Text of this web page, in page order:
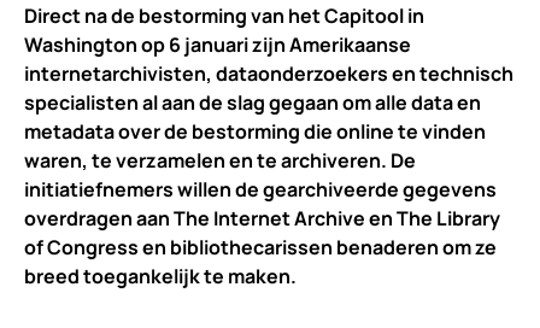
Direct na de bestorming van het Capitool in
Washington op 6 januari zijn Amerikaanse
internetarchivisten, dataonderzoekers en technisch
specialisten al aan de slag gegaan om alle data en
metadata over de bestorming die online te vinden
waren, te verzamelen en te archiveren. De
initiatiefnemers willen de gearchiveerde gegevens
overdragen aan The Internet Archive en The Library
of Congress en bibliothecarissen benaderen om ze
breed toegankelijk te maken.